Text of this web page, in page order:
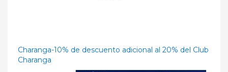
Charanga-10% de descuento adicional al 20% del Club
Charanga